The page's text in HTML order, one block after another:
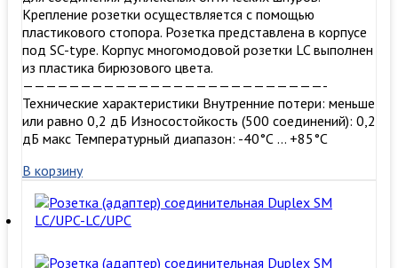
Крепление розетки осуществляется с помощью
пластикового стопора. Розетка представлена в корпусе
под SC-type. Корпус многомодовой розетки LC выполнен
из пластика бирюзового цвета.
——————————————————————————-
Технические характеристики Внутренние потери: меньше
или равно 0,2 дБ Износостойкость (500 соединений): 0,2
дБ макс Температурный диапазон: -40°С … +85°С
В корзину